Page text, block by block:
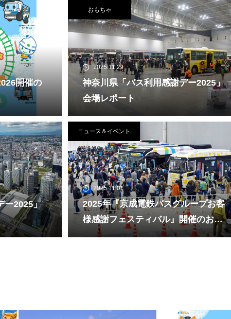
開催の
おもちゃ
2025.11.29
神奈川県「バス利用感謝デー2025」
会場レポート
ー2025」
ニュース＆イベント
2025.11.01
2025年『京成電鉄バスグループお客
様感謝フェスティバル』開催のお知
らせ